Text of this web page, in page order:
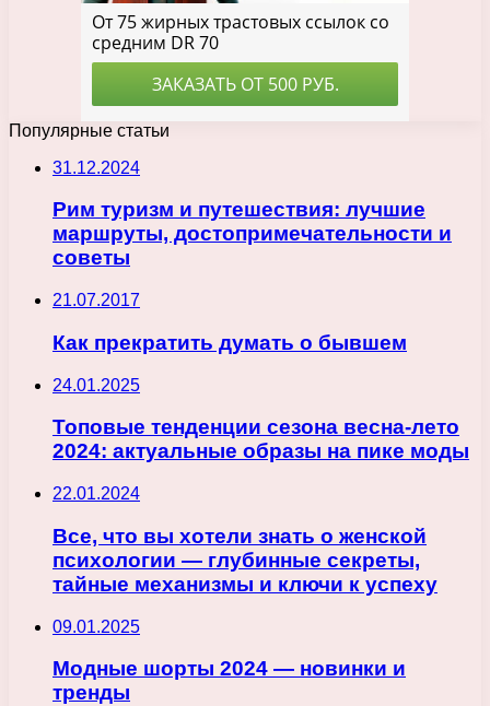
Популярные статьи
31.12.2024
Рим туризм и путешествия: лучшие
маршруты, достопримечательности и
советы
21.07.2017
Как прекратить думать о бывшем
24.01.2025
Топовые тенденции сезона весна-лето
2024: актуальные образы на пике моды
22.01.2024
Все, что вы хотели знать о женской
психологии — глубинные секреты,
тайные механизмы и ключи к успеху
09.01.2025
Модные шорты 2024 — новинки и
тренды